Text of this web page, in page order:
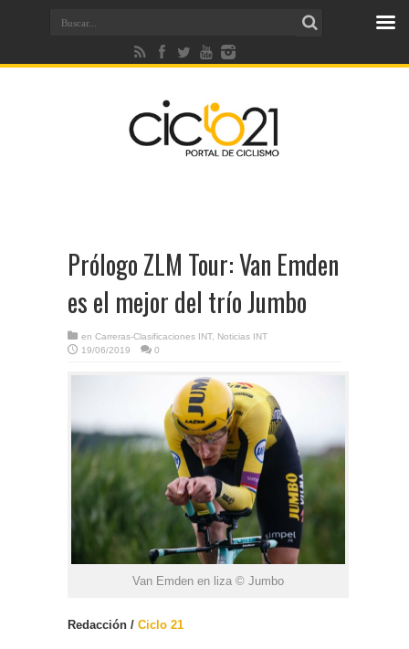
Prólogo ZLM Tour: Van Emden
es el mejor del trío Jumbo
en Carreras-Clasificaciones INT, Noticias INT
19/06/2019
0
Van Emden en liza © Jumbo
Redacción / Ciclo 21